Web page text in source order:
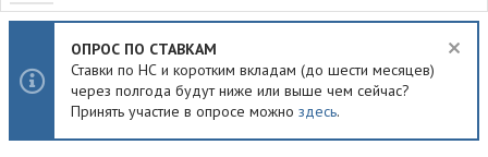
ОПРОС ПО СТАВКАМ
Ставки по НС и коротким вкладам (до шести месяцев)
через полгода будут ниже или выше чем сейчас?
Принять участие в опросе можно здесь.